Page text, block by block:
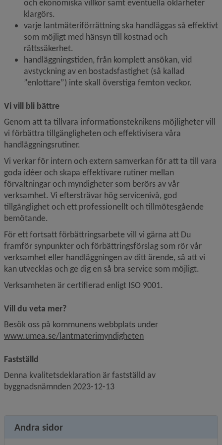
och ekonomiska villkor samt eventuella oklarheter
klargörs.
varje lantmäteriförrättning ska handläggas så effektivt
som möjligt med hänsyn till kostnad och
rättssäkerhet.
handläggningstiden, från komplett ansökan, vid
avstyckning av en bostadsfastighet (så kallad
”enlottare”) inte skall överstiga femton veckor.
Vi vill bli bättre
Genom att ta tillvara informationsteknikens möjligheter vill
vi förbättra tillgängligheten och effektivisera våra
handläggningsrutiner.
Vi verkar för intern och extern samverkan för att ta till vara
goda idéer och skapa effektivare rutiner mellan
förvaltningar och myndigheter som berörs av vår
verksamhet. Vi eftersträvar hög servicenivå, god
tillgänglighet och ett professionellt och tillmötesgående
bemötande.
För ett fortsatt förbättringsarbete vill vi gärna att Du
framför synpunkter och förbättringsförslag som rör vår
verksamhet eller handläggningen av ditt ärende, så att vi
kan utvecklas och ge dig en så bra service som möjligt.
Verksamheten är certifierad enligt ISO 9001.
Vill du veta mer?
www.umea.se/lantmaterimyndigheten
Fastställd
Denna kvalitetsdeklaration är fastställd av
byggnadsnämnden 2023-12-13
Andra sidor